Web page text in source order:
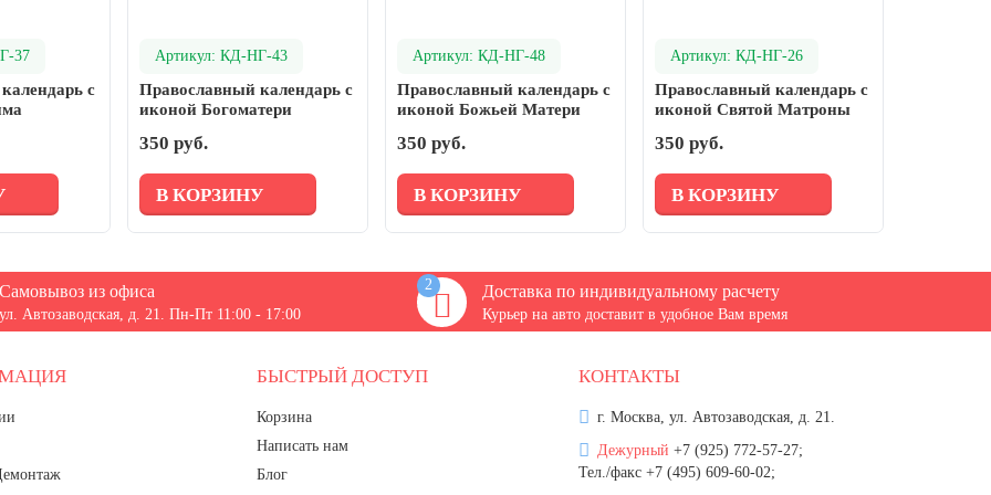
37
с
Артикул: КД-НГ-43
Православный календарь с
иконой Богоматери
350 руб.
В КОРЗИНУ
Артикул: КД-НГ-48
Православный календарь с
иконой Божьей Матери
350 руб.
В КОРЗИНУ
Артикул: КД-НГ-26
Православный календарь с
иконой Святой Матроны
350 руб.
В КОРЗИНУ
Самовывоз из офиса
ул. Автозаводская, д. 21. Пн-Пт 11:00 - 17:00
2 Доставка по индивидуальному расчету
Курьер на авто доставит в удобное Вам время
БЫСТРЫЙ ДОСТУП
Корзина
Написать нам
Блог
КОНТАКТЫ
г. Москва, ул. Автозаводская, д. 21.
Дежурный +7 (925) 772-57-27;
Тел./факс +7 (495) 609-60-02;